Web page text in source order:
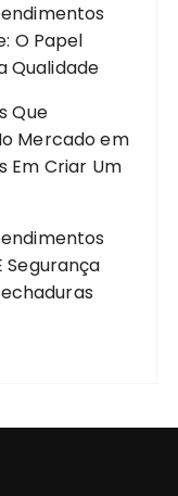
O Papel
Qualidade
Que
Mercadoem
Em Criar Um
Segurança